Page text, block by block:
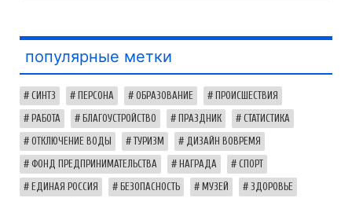
популярные метки
СИНТЗ ПЕРСОНА ОБРАЗОВАНИЕ ПРОИСШЕСТВИЯ
РАБОТА БЛАГОУСТРОЙСТВО ПРАЗДНИК СТАТИСТИКА
ОТКЛЮЧЕНИЕ ВОДЫ ТУРИЗМ ДИЗАЙН ВОВРЕМЯ
ФОНД ПРЕДПРИНИМАТЕЛЬСТВА НАГРАДА СПОРТ
ЕДИНАЯ РОССИЯ БЕЗОПАСНОСТЬ МУЗЕЙ ЗДОРОВЬЕ